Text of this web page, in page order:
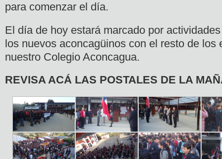
para comenzar el día.
El día de hoy estará marcado por
los nuevos aconcagüinos con el resto de los
nuestro Colegio Aconcagua.
REVISA ACÁ LAS POSTALES DE LA